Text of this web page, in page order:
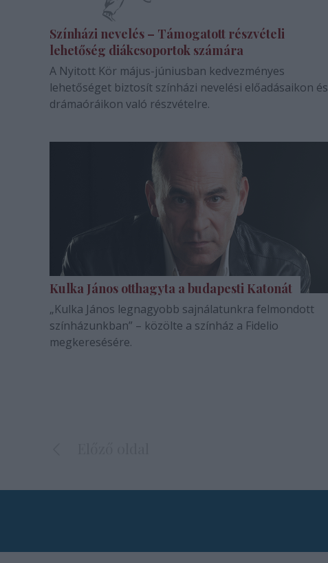
Színházi nevelés – Támogatott részvételi
lehetőség diákcsoportok számára
A Nyitott Kör május-júniusban kedvezményes
lehetőséget biztosít színházi nevelési előadásaikon és
drámaóráikon való részvételre.
Kulka János otthagyta a budapesti Katonát
„Kulka János legnagyobb sajnálatunkra felmondott
színházunkban” – közölte a színház a Fidelio
megkeresésére.